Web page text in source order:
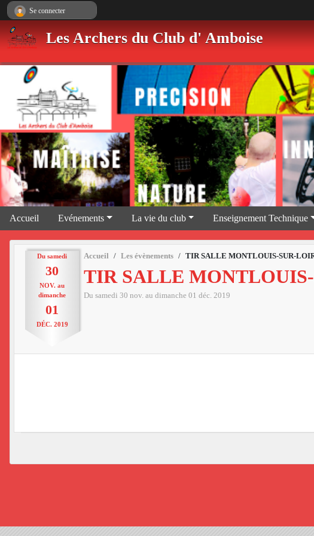
Les Archers du Club d' Amboise
Accueil Evénements La vie du club Enseignement Technique
Du samedi
30
NOV. au
dimanche
01
DÉC. 2019
Accueil Les évènements TIR SALLE MONTLOUIS-SUR-
TIR SALLE
Du samedi 30 nov. au dimanche 01 déc. 2019
Se connecter
Panneau de gestion des cookies